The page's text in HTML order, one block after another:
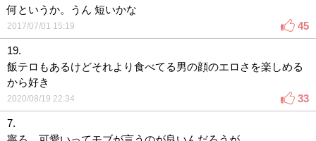
何というか。うん 短いかな
2017/07/01 15:19 45
19.
飯テロもあるけどそれより食べてる男の顔のエロさを楽しめる
から好き
2020/08/19 22:34 33
7.